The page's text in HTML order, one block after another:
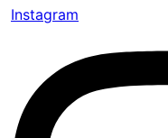
Instagram